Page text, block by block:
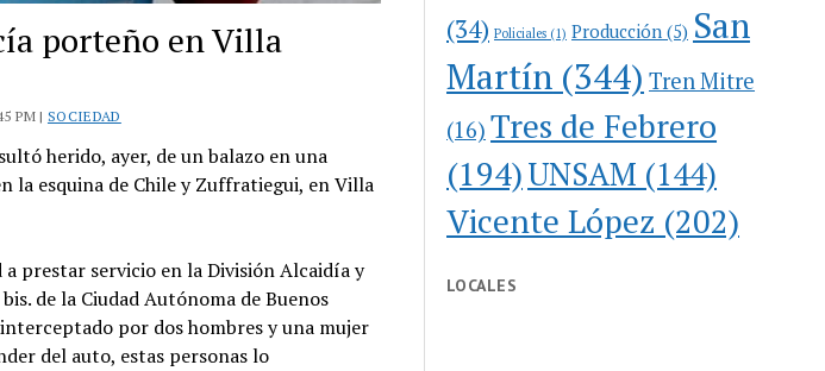
porteño en Villa
PM | SOCIEDAD
herido, ayer, de un balazo en una
la esquina de Chile y Zuffratiegui, en Villa
prestar servicio en la División Alcaidía y
de la Ciudad Autónoma de Buenos
por dos hombres y una mujer
del auto, estas personas lo
(34) Policiales (1) Producción (5) San
Martín (344) Tren Mitre
(16) Tres de Febrero
(194)UNSAM (144)
Vicente López (202)
LOCALES